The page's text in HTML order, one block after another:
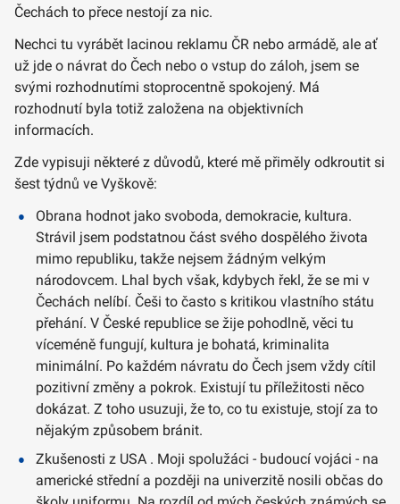
Čechách to přece nestojí za nic.
Nechci tu vyrábět lacinou reklamu ČR nebo armádě, ale ať
už jde o návrat do Čech nebo o vstup do záloh, jsem se
svými rozhodnutími stoprocentně spokojený. Má
rozhodnutí byla totiž založena na objektivních
informacích.
Zde vypisuji některé z důvodů, které mě přiměly odkroutit si
šest týdnů ve Vyškově:
Obrana hodnot jako svoboda, demokracie, kultura.
Strávil jsem podstatnou část svého dospělého života
mimo republiku, takže nejsem žádným velkým
národovcem. Lhal bych však, kdybych řekl, že se mi v
Čechách nelíbí. Češi to často s kritikou vlastního státu
přehání. V České republice se žije pohodlně, věci tu
víceméně fungují, kultura je bohatá, kriminalita
minimální. Po každém návratu do Čech jsem vždy cítil
pozitivní změny a pokrok. Existují tu příležitosti něco
dokázat. Z toho usuzuji, že to, co tu existuje, stojí za to
nějakým způsobem bránit.
Zkušenosti z USA . Moji spolužáci - budoucí vojáci - na
americké střední a později na univerzitě nosili občas do